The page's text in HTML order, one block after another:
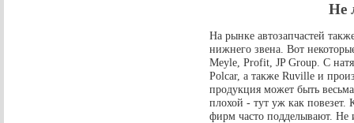
Не
На рынке автозапчастей
нижнего звена. Вот
Meyle, Profit, JP Group. С
Polcar, а также Ruville и
продукция может быть
плохой - тут уж как
фирм часто подделывают.